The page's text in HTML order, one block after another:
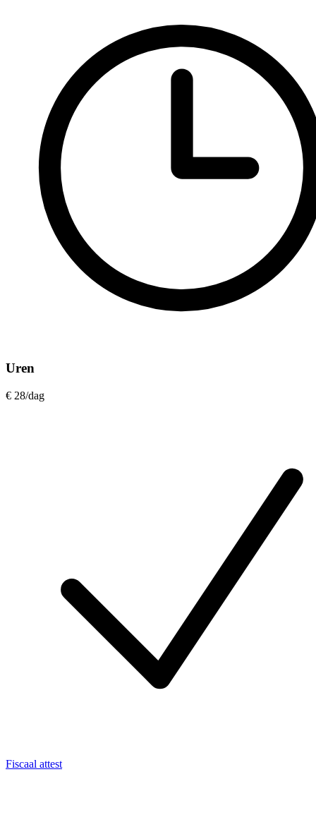
Uren
€ 28/dag
Fiscaal attest